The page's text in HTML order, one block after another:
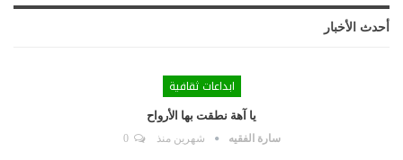
أحدث الأخبار
ابداعات ثقافية
يا آهة نطقت بها الأرواح
سارة الفقيه شهرين منذ 0